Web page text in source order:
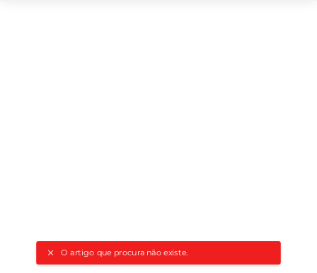
O artigo que procura não existe.